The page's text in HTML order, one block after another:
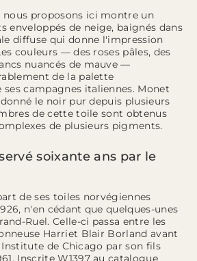
proposons ici montre un
enveloppés de neige, baignés dans
diffuse qui donne l'impression
couleurs — des roses pâles, des
nuancés de mauve —
de la palette
ses campagnes italiennes. Monet
le noir pur depuis plusieurs
de cette toile sont obtenus
de plusieurs pigments.
soixante ans par le
de ses toiles norvégiennes
n'en cédant que quelques-unes
Ruel. Celle-ci passa entre les
Harriet Blair Borland avant
de Chicago par son fils
Inscrite W1397 au catalogue